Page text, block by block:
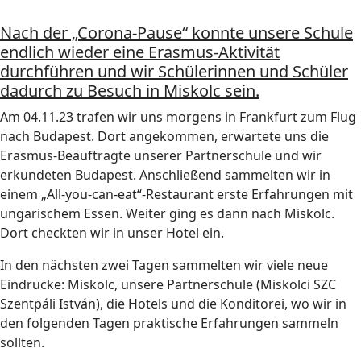
Nach der „Corona-Pause“ konnte unsere Schule
endlich wieder eine Erasmus-Aktivität
durchführen und wir Schülerinnen und Schüler
dadurch zu Besuch in Miskolc sein.
Am 04.11.23 trafen wir uns morgens in Frankfurt zum Flug
nach Budapest. Dort angekommen, erwartete uns die
Erasmus-Beauftragte unserer Partnerschule und wir
erkundeten Budapest. Anschließend sammelten wir in
einem „All-you-can-eat“-Restaurant erste Erfahrungen mit
ungarischem Essen. Weiter ging es dann nach Miskolc.
Dort checkten wir in unser Hotel ein.
In den nächsten zwei Tagen sammelten wir viele neue
Eindrücke: Miskolc, unsere Partnerschule (Miskolci SZC
Szentpáli István), die Hotels und die Konditorei, wo wir in
den folgenden Tagen praktische Erfahrungen sammeln
sollten.